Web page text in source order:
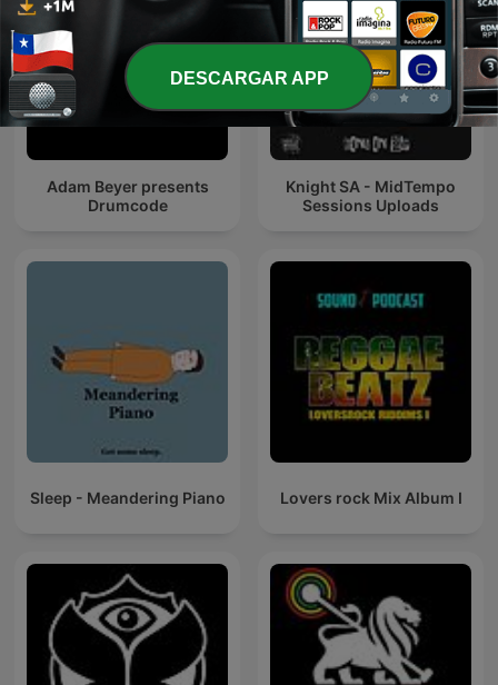
Adam Beyer presents
Drumcode
Knight SA - MidTempo
Sessions Uploads
Sleep - Meandering Piano Lovers rock Mix Album I
DESCARGAR APP